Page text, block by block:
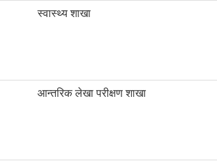
स्वास्थ्य शाखा
आन्तरिक लेखा परीक्षण शाखा